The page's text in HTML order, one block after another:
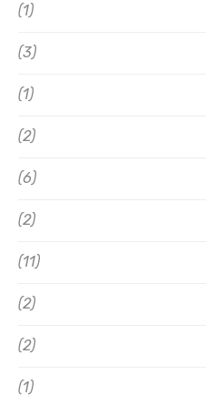
(1)
(3)
(1)
(2)
(6)
(2)
(11)
(2)
(2)
(1)